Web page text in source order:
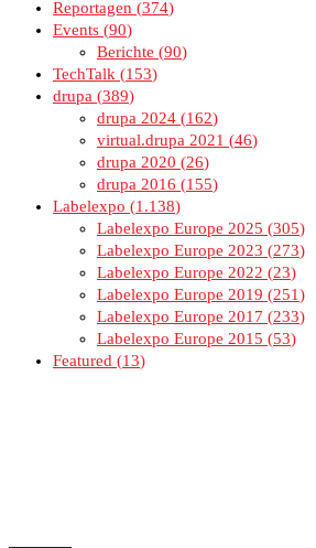
Reportagen
374
Events 90
Berichte
90
TechTalk
153
drupa
389
drupa 2024
162
virtual.drupa 2021
46
drupa 2020
26
drupa 2016
155
Labelexpo
1.138
Labelexpo Europe 2025
305
Labelexpo Europe 2023
273
Labelexpo Europe 2022
23
Labelexpo Europe 2019
251
Labelexpo Europe 2017
233
Labelexpo Europe 2015
53
Featured
13